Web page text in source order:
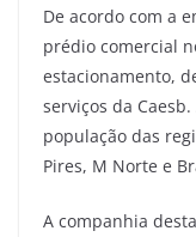
De acordo com a
prédio comercial
estacionamento,
serviços da
população das
Pires, M Norte e
A companhia